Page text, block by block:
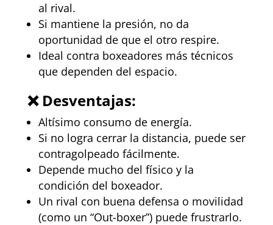
al rival.
Si mantiene la presión, no da
oportunidad de que el otro respire.
Ideal contra boxeadores más técnicos
que dependen del espacio.
❌ Desventajas:
Altísimo consumo de energía.
Si no logra cerrar la distancia, puede ser
contragolpeado fácilmente.
Depende mucho del físico y la
condición del boxeador.
Un rival con buena defensa o movilidad
(como un “Out-boxer”) puede frustrarlo.